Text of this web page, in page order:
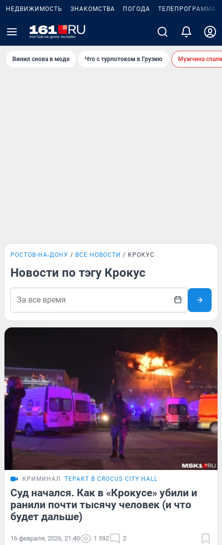
НЕДВИЖИМОСТЬ ЗНАКОМСТВА ПОГОДА ТЕЛЕПРОГРАММА
Винил снова в моде Что с турпотоком в Грузию Мужчина
РОСТОВ-НА-ДОНУ ВСЕ НОВОСТИ КРОКУС
Новости по тэгу Крокус
КРИМИНАЛ ТЕРАКТ В CROCUS CITY HALL
Суд начался. Как в «Крокусе» убили и
ранили почти тысячу человек (и что
будет дальше)
16 февраля, 2026, 21:40 1 592 2